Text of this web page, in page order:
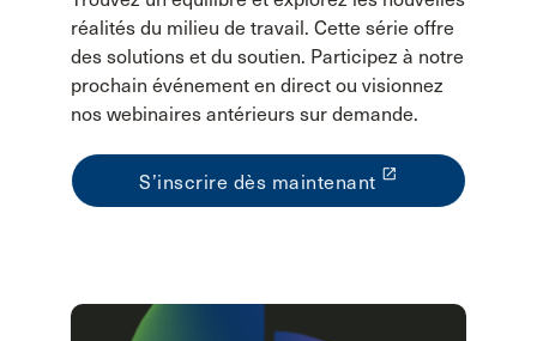
réalités du milieu de travail. Cette série offre
des solutions et du soutien. Participez à notre
prochain événement en direct ou visionnez
nos webinaires antérieurs sur demande.
S’inscrire dès maintenant launch